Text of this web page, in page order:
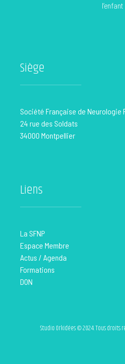
l’enfant
Siège
Société Française de Neurologie
24 rue des Soldats
34000 Montpellier
Liens
La SFNP
Espace Membre
Actus / Agenda
Formations
DON
Studio Orkidées © 2024. Tous droits